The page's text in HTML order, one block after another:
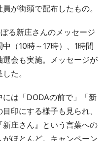
が街頭で配布したもの。
る新庄さんのメッセージ
（10時～17時）、1時間
会も実施。メッセージが
た。
は「DODAの前で」「新
印にする様子も見られ、
庄さん』という言葉への
ほとんど。キャンペーン